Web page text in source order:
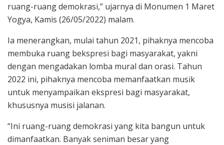
ruang-ruang demokrasi,” ujarnya di Monumen 1 Maret
Yogya, Kamis (26/05/2022) malam.
Ia menerangkan, mulai tahun 2021, pihaknya mencoba
membuka ruang bekspresi bagi masyarakat, yakni
dengan mengadakan lomba mural dan orasi. Tahun
2022 ini, pihaknya mencoba memanfaatkan musik
untuk menyampaikan ekspresi bagi masyarakat,
khususnya musisi jalanan.
“Ini ruang-ruang demokrasi yang kita bangun untuk
dimanfaatkan. Banyak seniman besar yang